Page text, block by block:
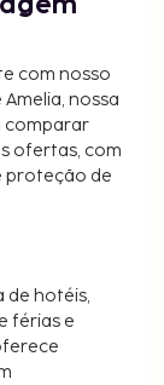
com nosso
nossa
comparar
ofertas, com
proteção de
de hotéis,
férias e